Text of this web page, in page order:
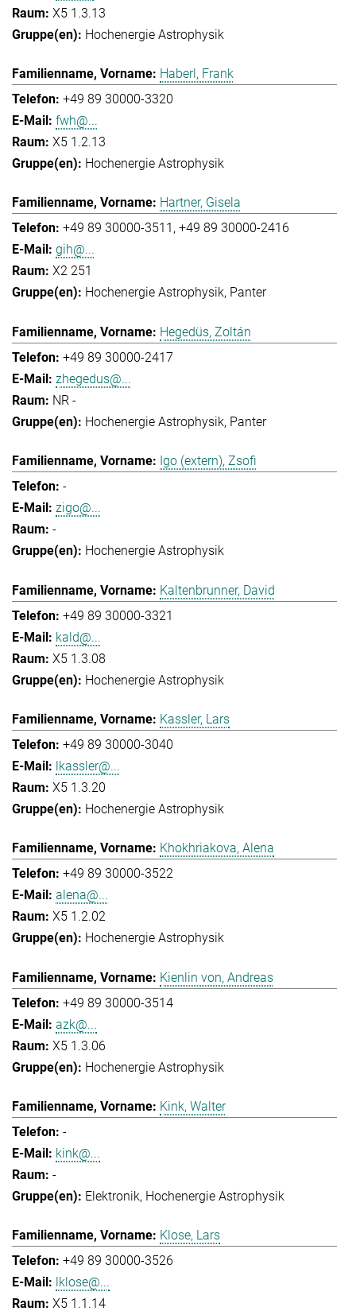
X5 1.3.13
Hochenergie Astrophysik
Haberl, Frank
+49 89 30000-3320
fwh@...
X5 1.2.13
Hochenergie Astrophysik
Hartner, Gisela
+49 89 30000-3511 +49 89 30000-2416
gih@...
X2 251
Hochenergie Astrophysik Panter
Hegedüs, Zoltán
+49 89 30000-2417
zhegedus@...
NR -
Hochenergie Astrophysik Panter
Igo (extern), Zsofi
-
zigo@...
-
Hochenergie Astrophysik
Kaltenbrunner, David
+49 89 30000-3321
kald@...
X5 1.3.08
Hochenergie Astrophysik
Kassler, Lars
+49 89 30000-3040
lkassler@...
X5 1.3.20
Hochenergie Astrophysik
Khokhriakova, Alena
+49 89 30000-3522
alena@...
X5 1.2.02
Hochenergie Astrophysik
Kienlin von, Andreas
+49 89 30000-3514
azk@...
X5 1.3.06
Hochenergie Astrophysik
Kink, Walter
-
kink@...
-
Elektronik Hochenergie Astrophysik
Klose, Lars
+49 89 30000-3526
lklose@...
X5 1.1.14